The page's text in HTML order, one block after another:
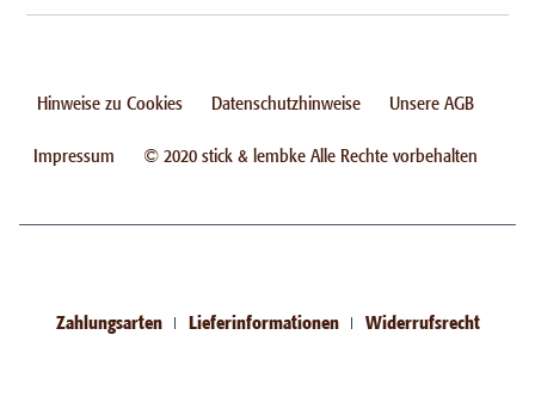
Hinweise zu Cookies Datenschutzhinweise Unsere AGB
Impressum © 2020 stick & lembke Alle Rechte vorbehalten
Zahlungsarten Lieferinformationen Widerrufsrecht